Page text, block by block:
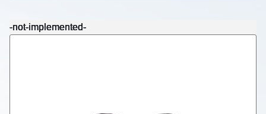
-not-implemented-
-not-implemented-
-not-implemented-
-not-implemented-